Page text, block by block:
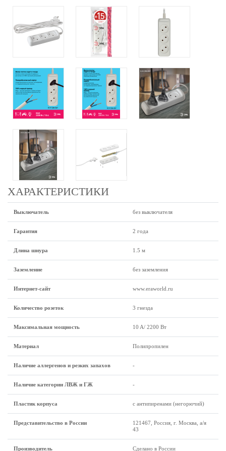
ХАРАКТЕРИСТИКИ
Выключатель без выключателя
Гарантия 2 года
Длина шнура 1.5 м
Заземление без заземления
Интернет-сайт www.eraworld.ru
Количество розеток 3 гнезда
Максимальная мощность 10 A/ 2200 Вт
Материал Полипропилен
Наличие аллергенов и резких запахов -
Наличие категории ЛВЖ и ГЖ -
Пластик корпуса с антипиренами (негорючий)
Представительство в России
121467, Россия, г. Москва, а/я
43
Производитель Сделано в России